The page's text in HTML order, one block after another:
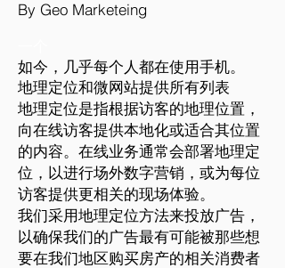
By Geo Marketeing
如今，几乎每个人都在使用手机。
地理定位和微网站提供所有列表
地理定位是指根据访客的地理位置，
向在线访客提供本地化或适合其位置
的内容。在线业务通常会部署地理定
位，以进行场外数字营销，或为每位
访客提供更相关的现场体验。
我们采用地理定位方法来投放广告，
以确保我们的广告最有可能被那些想
要在我们地区购买房产的相关消费者